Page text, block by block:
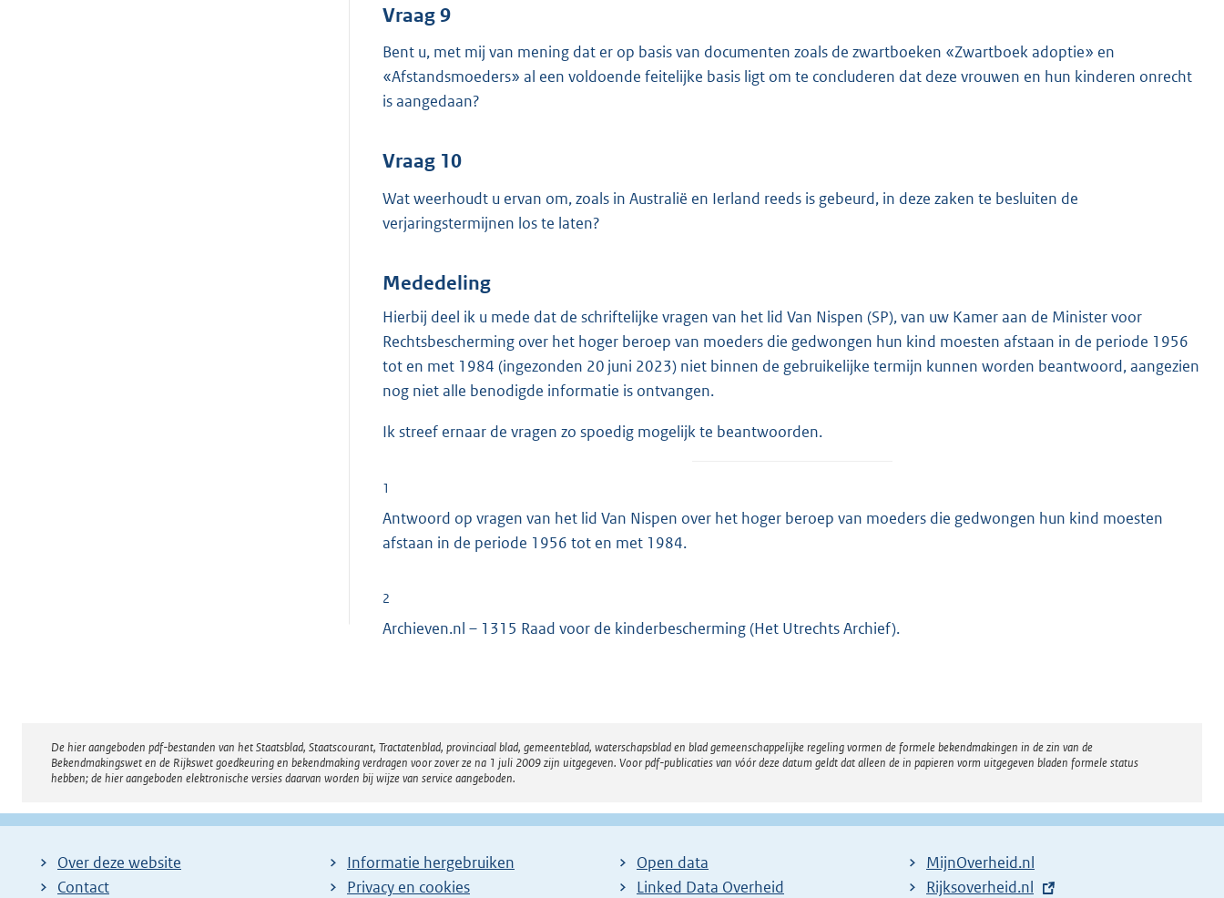
Vraag 9
Bent u, met mij van mening dat er op basis van documenten zoals de zwartboeken «Zwartboek adoptie» en
«Afstandsmoeders» al een voldoende feitelijke basis ligt om te concluderen dat deze vrouwen en hun kinderen onrecht
is aangedaan?
Vraag 10
Wat weerhoudt u ervan om, zoals in Australië en Ierland reeds is gebeurd, in deze zaken te besluiten de
verjaringstermijnen los te laten?
Mededeling
Hierbij deel ik u mede dat de schriftelijke vragen van het lid Van Nispen (SP), van uw Kamer aan de Minister voor
Rechtsbescherming over het hoger beroep van moeders die gedwongen hun kind moesten afstaan in de periode 1956
tot en met 1984 (ingezonden 20 juni 2023) niet binnen de gebruikelijke termijn kunnen worden beantwoord, aangezien
nog niet alle benodigde informatie is ontvangen.
Ik streef ernaar de vragen zo spoedig mogelijk te beantwoorden.
1
Antwoord op vragen van het lid Van Nispen over het hoger beroep van moeders die gedwongen hun kind moesten
afstaan in de periode 1956 tot en met 1984.
2
Archieven.nl – 1315 Raad voor de kinderbescherming (Het Utrechts Archief).
Disclaimer
De hier aangeboden pdf-bestanden van het Staatsblad, Staatscourant, Tractatenblad, provinciaal blad, gemeenteblad, waterschapsblad en blad gemeenschappelijke regeling vormen de formele bekendmakingen in de zin van de
Bekendmakingswet en de Rijkswet goedkeuring en bekendmaking verdragen voor zover ze na 1 juli 2009 zijn uitgegeven. Voor pdf-publicaties van vóór deze datum geldt dat alleen de in papieren vorm uitgegeven bladen formele status
hebben; de hier aangeboden elektronische versies daarvan worden bij wijze van service aangeboden.
Over deze website
Contact
Informatie hergebruiken
Privacy en cookies
Open data
Linked Data Overheid
MijnOverheid.nl
E
Rijksoverheid.nl